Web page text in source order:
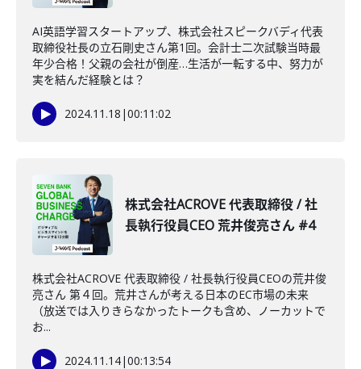
AI英語学習スタートアップ、株式会社スピークバディ代表
取締役社長の立石剛史さん第1回。会計士二次試験当時最
年少合格！父親の会社が倒産…生活が一転する中、努力が
実を結んだ経験とは？
2024.11.18 |00:11:02
株式会社ACROVE 代表取締役 / 社
長執行役員CEO 荒井俊亮さん #4
株式会社ACROVE 代表取締役 / 社長執行役員CEOの荒井俊
亮さん 第４回。荒井さんが考える日本のEC市場の未来
（放送では入りきらなかったトークも含め、ノーカットで
お...
2024.11.14|00:13:54